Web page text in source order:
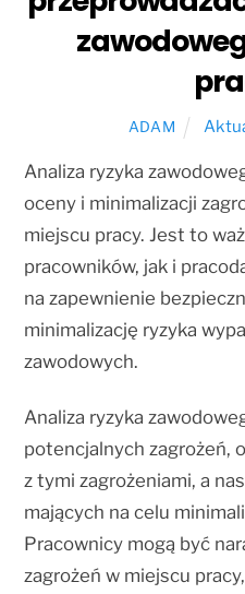
ADAM
Analiza ryzyka
oceny i minimalizacji
miejscu pracy. Jest to
pracowników, jak i
na zapewnienie
minimalizację ryzyka
zawodowych.
Analiza ryzyka
potencjalnych zagrożeń,
z tymi zagrożeniami, a
mających na celu
Pracownicy mogą być
zagrożeń w miejscu